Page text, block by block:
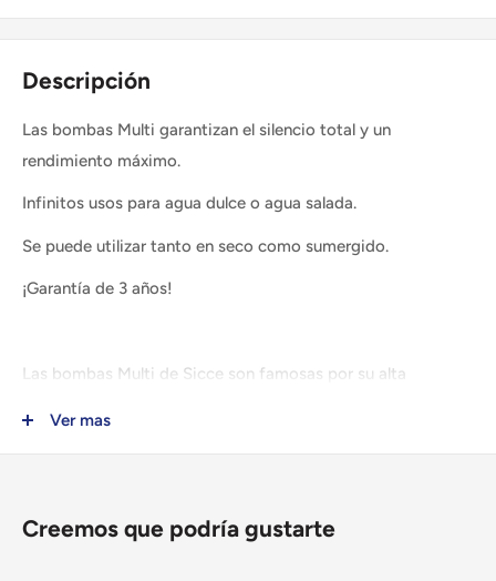
Descripción
Las bombas Multi garantizan el silencio total y un
rendimiento máximo.
Infinitos usos para agua dulce o agua salada.
Se puede utilizar tanto en seco como sumergido.
¡Garantía de 3 años!
Las bombas Multi de Sicce son famosas por su alta
Tienen una manilla para hacerlas más fácil de transportar y
Ver mas
Creemos que podría gustarte